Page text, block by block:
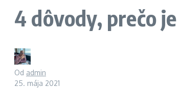
4 dôvody, prečo
Od admin
25. mája 2021